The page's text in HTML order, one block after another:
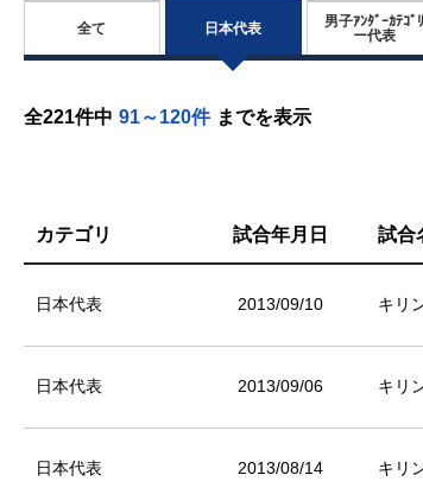
全て 日本代表
男子ｱﾝﾀﾞｰｶﾃｺﾞﾘ
ー代表
全221件中 91～120件 までを表示
カテゴリ 試合年月日 試合
日本代表 2013/09/10 キリ
日本代表 2013/09/06 キリ
日本代表 2013/08/14 キリ